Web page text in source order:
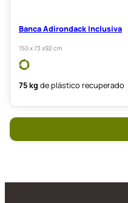
Banca Adirondack Inclusiva
150 x 73 x92 cm
75 kg de plástico recuperado